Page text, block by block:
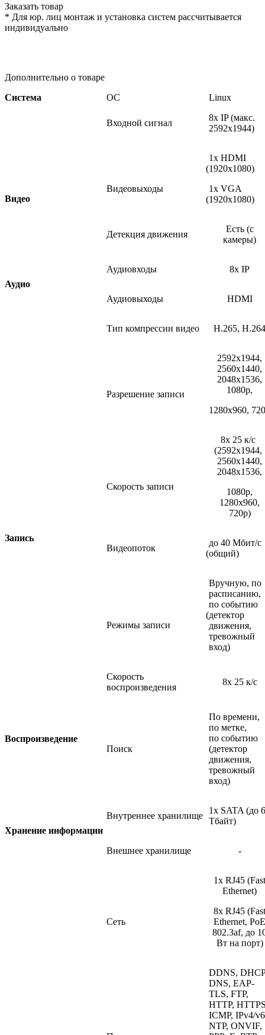
Заказать товар
* Для юр. лиц монтаж и установка систем рассчитывается
индивидуально
Дополнительно о товаре
Система
ОС Linux
Видео
Входной сигнал
8x IP (макс.
2592x1944)
Видеовыходы
1x HDMI
(1920x1080)
1x VGA
(1920x1080)
Детекция движения
Есть (с
камеры)
Аудио
Аудиовходы 8x IP
Аудиовыходы HDMI
Запись
Тип компрессии видео H.265, H.264
Разрешение записи
2592x1944,
2560x1440,
2048x1536,
1080p,
1280x960,
Скорость записи
8x 25 к/с
(2592x1944,
2560x1440,
2048x1536,
1080p,
1280x960,
720p)
Видеопоток
до 40 Мбит/с
(общий)
Режимы записи
Вручную, по
расписанию,
по событию
(детектор
движения,
тревожный
вход)
Воспроизведение
Скорость
воспроизведения
8x 25 к/с
Поиск
По времени,
по метке,
по событию
(детектор
движения,
тревожный
вход)
Хранение информации
Внутреннее хранилище
1x SATA (до 6
Тбайт)
Внешнее хранилище -
Сеть
1x RJ45 (Fast
Ethernet)
8x RJ45 (Fast
Ethernet, PoE
802.3af, до
Вт на порт)
DDNS,
DNS, EAP-
TLS, FTP,
HTTP,
ICMP, IPv4/
NTP, ONVIF,